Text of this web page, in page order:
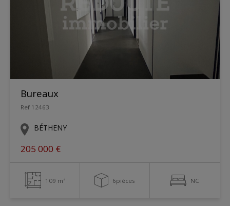
Bureaux
Ref 12463
BÉTHENY
205 000 €
109 m² 6pièces NC